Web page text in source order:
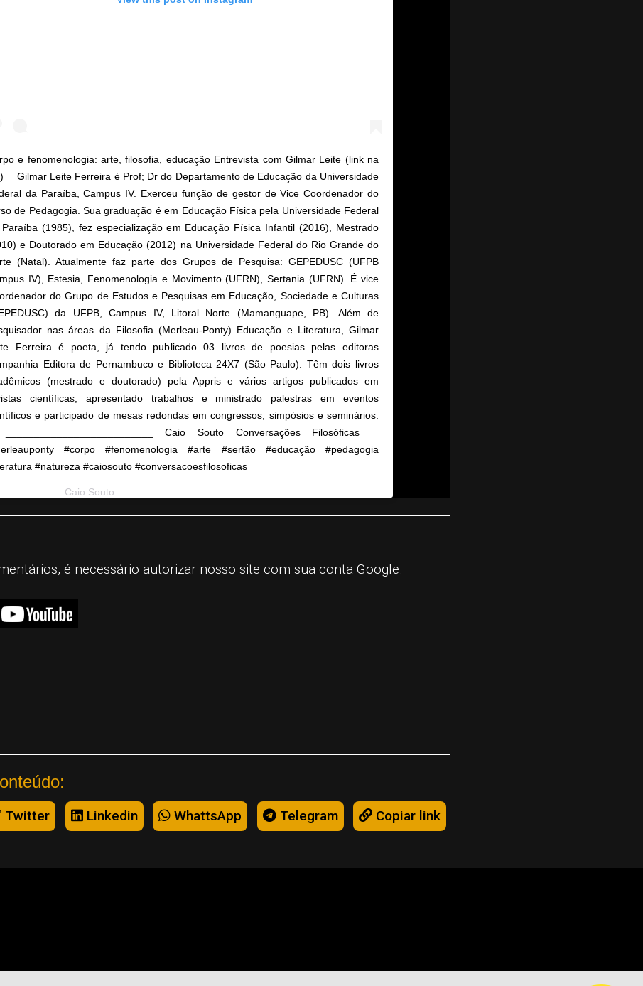
e fenomenologia: arte, filosofia, educação Entrevista com Gilmar Leite (link na
⠀ Gilmar Leite Ferreira é Prof; Dr do Departamento de Educação da Universidade
da Paraíba, Campus IV. Exerceu função de gestor de Vice Coordenador do
de Pedagogia. Sua graduação é em Educação Física pela Universidade Federal
(1985), fez especialização em Educação Física Infantil (2016), Mestrado
e Doutorado em Educação (2012) na Universidade Federal do Rio Grande do
(Natal). Atualmente faz parte dos Grupos de Pesquisa: GEPEDUSC (UFPB
IV), Estesia, Fenomenologia e Movimento (UFRN), Sertania (UFRN). É vice
do Grupo de Estudos e Pesquisas em Educação, Sociedade e Culturas
da UFPB, Campus IV, Litoral Norte (Mamanguape, PB). Além de
nas áreas da Filosofia (Merleau-Ponty) Educação e Literatura, Gilmar
Ferreira é poeta, já tendo publicado 03 livros de poesias pelas editoras
Editora de Pernambuco e Biblioteca 24X7 (São Paulo). Têm dois livros
(mestrado e doutorado) pela Appris e vários artigos publicados em
científicas, apresentado trabalhos e ministrado palestras em eventos
e participado de mesas redondas em congressos, simpósios e seminários.
Caio Souto Conversações Filosóficas ⠀
#corpo #fenomenologia #arte #sertão #educação #pedagogia
#natureza #caiosouto #conversacoesfilosoficas
Caio Souto
é necessário autorizar nosso site com sua conta Google.
Twitter Linkedin WhattsApp Telegram Copiar link